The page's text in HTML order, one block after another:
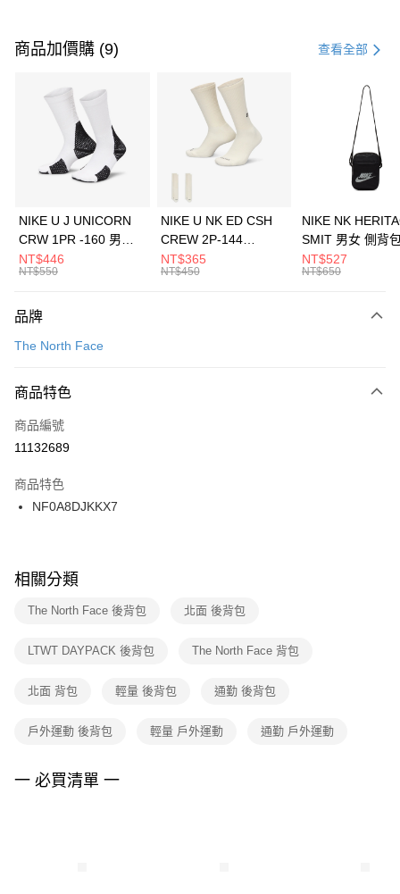
信用卡一次付款
3 期 0 利率 每期 21家銀行
合作金庫商業銀行
第一商業銀行
華南商業銀行
彰化商業銀行
上海商業儲蓄銀行
元大商業銀行
台灣樂天信用卡公司
Apple Pay
全盈+PAY
AFTEE先享後付
【關於「AFTEE先享後付」】
便利好安心！
３．安心：先確認商品／服務後，再付款。
【「AFTEE先享後付」結帳流程】
１．於結帳方式選擇「AFTEE先享後付」後，將跳轉至「AFTEE先享後付」
２．訂單成立數日內，您將收到繳費通知簡訊。
３．收到繳費通知簡訊後14天內，點擊此簡訊中的連結，可透過四大超商／
ATM／網路銀行／等多元方式進行付款，方視為交易完成。
※ 交易是否成功請以「AFTEE先享後付 」之結帳頁面顯示為準，若有關於
是否繳費成功／繳費後需取消欲退款等相關疑問，請聯繫「AFTEE先享後付
客戶支援中心」https://netprotections.freshdesk.com/support/home
１．透過由恩沛科技股份有限公司提供之「AFTEE先享後付」服務完成之交
權轉讓予恩沛科技股份有限公司。
３．未成年的使用者請事先徵得法定代理人或監護人之同意方可使用
４．使用「AFTEE先享後付」時，將依據個別帳號之用戶狀況，依本公司即
運送方式
每筆NT$100，滿NT$1,500(含以上)免運費
宅配
每筆NT$100，滿NT$1,500(含以上)免運費
付款後門市自取
每筆NT$100，滿NT$1,500(含以上)免運費
商品加價購 (9) 查看全部
NIKE U J UNICORN
CRW 1PR -160 男女
中統襪 FZ3393100
NT$446
NT$550
NIKE U NK ED CSH
CREW 2P-144
EMBRDY 男女 短統襪
FZ3073133
NT$365
NT$450
NIKE NK
SMIT 男女 側背
BA5871010
NT$527
NT$650
品牌
The North Face
商品特色
商品編號
11132689
商品特色
NF0A8DJKKX7
相關分類
The North Face 後背包 北面 後背包
LTWT DAYPACK 後背包 The North Face 背包
北面 背包 輕量 後背包 通勤 後背包
戶外運動 後背包 輕量 戶外運動 通勤 戶外運動
一 必買清單 一